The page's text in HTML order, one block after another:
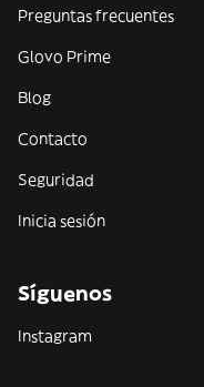
Preguntas frecuentes
Glovo Prime
Blog
Contacto
Seguridad
Inicia sesión
Síguenos
Instagram